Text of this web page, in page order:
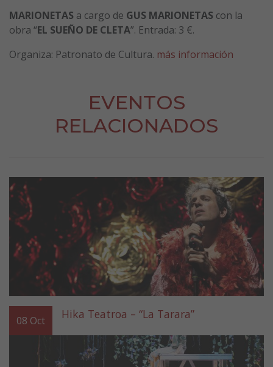
MARIONETAS a cargo de GUS MARIONETAS con la
obra “EL SUEÑO DE CLETA”. Entrada: 3 €.
Organiza: Patronato de Cultura. más información
EVENTOS
RELACIONADOS
08 Oct Hika Teatroa – “La Tarara”